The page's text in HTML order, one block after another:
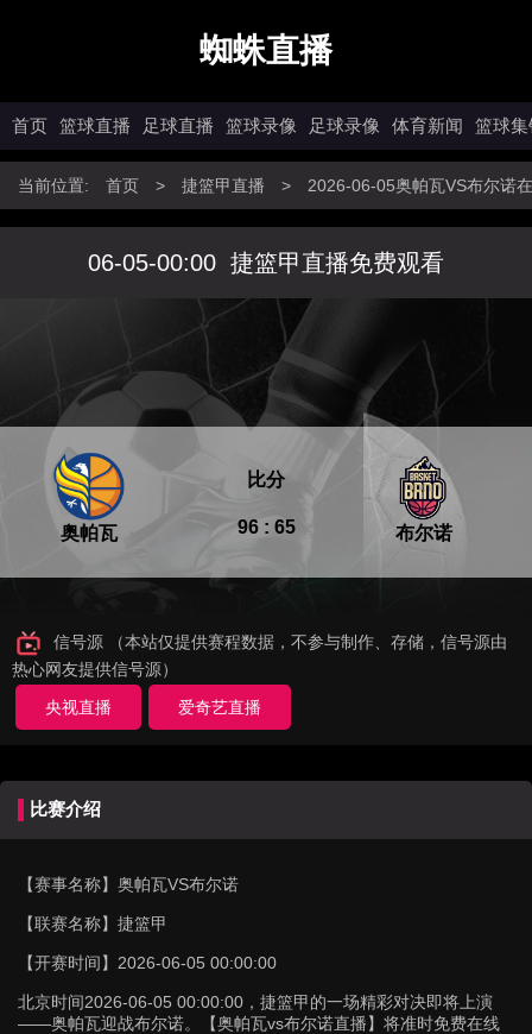
蜘蛛直播
首页 篮球直播 足球直播 篮球录像 足球录像 体育新闻 篮球集
当前位置: 首页 > 捷篮甲直播 > 2026-06-05奥帕瓦VS布尔诺
06-05-00:00 捷篮甲直播免费观看
奥帕瓦 96 : 65
比分
布尔诺
信号源 （本站仅提供赛程数据，不参与制作、存储，信号源由
热心网友提供信号源）
央视直播
爱奇艺直播
比赛介绍
【赛事名称】 奥帕瓦VS布尔诺
【联赛名称】 捷篮甲
【开赛时间】 2026-06-05 00:00:00
北京时间2026-06-05 00:00:00，捷篮甲的一场精彩对决即将上演
——奥帕瓦迎战布尔诺。【奥帕瓦vs布尔诺直播】将准时免费在线